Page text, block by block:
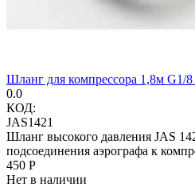
Шланг для компрессора 1,8м G1/
0.0
КОД:
JAS1421
Шланг высокого давления JAS
подсоединения аэрографа к
‍450‍ Р
Нет в наличии